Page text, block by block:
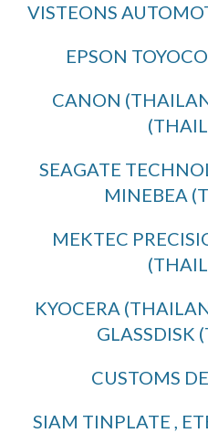
VISTEONS
EPSON
CANON
SEAGATE
MINEBEA
MEKTEC
KYOCERA
GLASSDISK
CUSTOMS
SIAM TINPLATE ,